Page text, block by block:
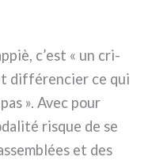
c’est « un cri­
dif­fé­ren­cier ce qui
». Avec pour
risque de se
et des